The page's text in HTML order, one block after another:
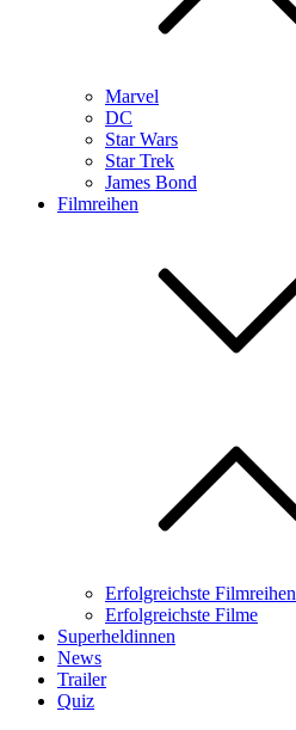
Marvel
DC
Star Wars
Star Trek
James Bond
Filmreihen
Erfolgreichste Filmreihen
Erfolgreichste Filme
Superheldinnen
News
Trailer
Quiz